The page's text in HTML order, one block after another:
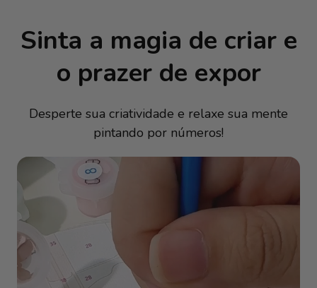
Sinta a magia de criar e
o prazer de expor
Desperte sua criatividade e relaxe sua mente
pintando por números!